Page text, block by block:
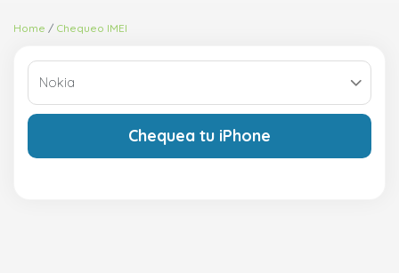
Home Chequeo IMEI
Chequea tu iPhone